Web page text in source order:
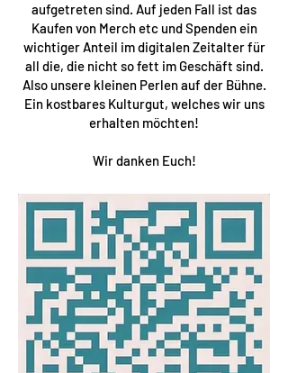
aufgetreten sind. Auf jeden Fall ist das
Kaufen von Merch etc und Spenden ein
wichtiger Anteil im digitalen Zeitalter für
all die, die nicht so fett im Geschäft sind.
Also unsere kleinen Perlen auf der Bühne.
Ein kostbares Kulturgut, welches wir uns
erhalten möchten!
Wir danken Euch!